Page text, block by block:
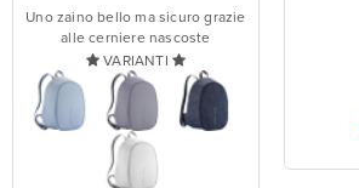
Uno zaino bello ma sicuro grazie
alle cerniere nascoste
VARIANTI